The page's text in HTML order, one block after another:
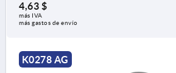
4,63 $
más IVA
más gastos de envío
K0278 AG